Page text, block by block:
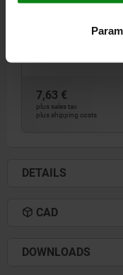
ISO NO.=16 B-1
7,63 €
plus sales tax
plus shipping costs
DETAILS
CAD
DOWNLOADS